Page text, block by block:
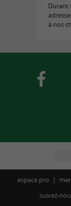
Durant
à nos
espace pro
suivez-